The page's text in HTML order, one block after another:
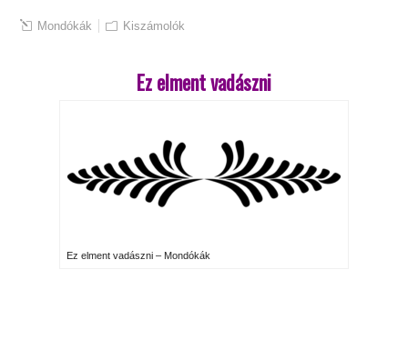
Mondókák Kiszámolók
Ez elment vadászni
Ez elment vadászni – Mondókák